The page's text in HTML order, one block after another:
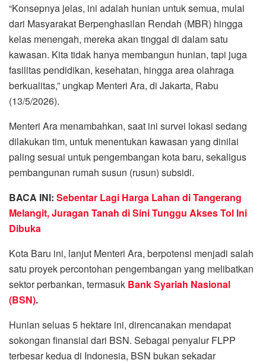
“Konsepnya jelas, ini adalah hunian untuk semua, mulai
dari Masyarakat Berpenghasilan Rendah (MBR) hingga
kelas menengah, mereka akan tinggal di dalam satu
kawasan. Kita tidak hanya membangun hunian, tapi juga
fasilitas pendidikan, kesehatan, hingga area olahraga
berkualitas,” ungkap Menteri Ara, di Jakarta, Rabu
(13/5/2026).
Menteri Ara menambahkan, saat ini survei lokasi sedang
dilakukan tim, untuk menentukan kawasan yang dinilai
paling sesuai untuk pengembangan kota baru, sekaligus
pembangunan rumah susun (rusun) subsidi.
BACA INI: Sebentar Lagi Harga Lahan di Tangerang
Melangit, Juragan Tanah di Sini Tunggu Akses Tol Ini
Dibuka
Kota Baru ini, lanjut Menteri Ara, berpotensi menjadi salah
satu proyek percontohan pengembangan yang melibatkan
sektor perbankan, termasuk Bank Syariah Nasional
(BSN).
Hunian seluas 5 hektare ini, direncanakan mendapat
sokongan finansial dari BSN. Sebagai penyalur FLPP
terbesar kedua di Indonesia, BSN bukan sekadar